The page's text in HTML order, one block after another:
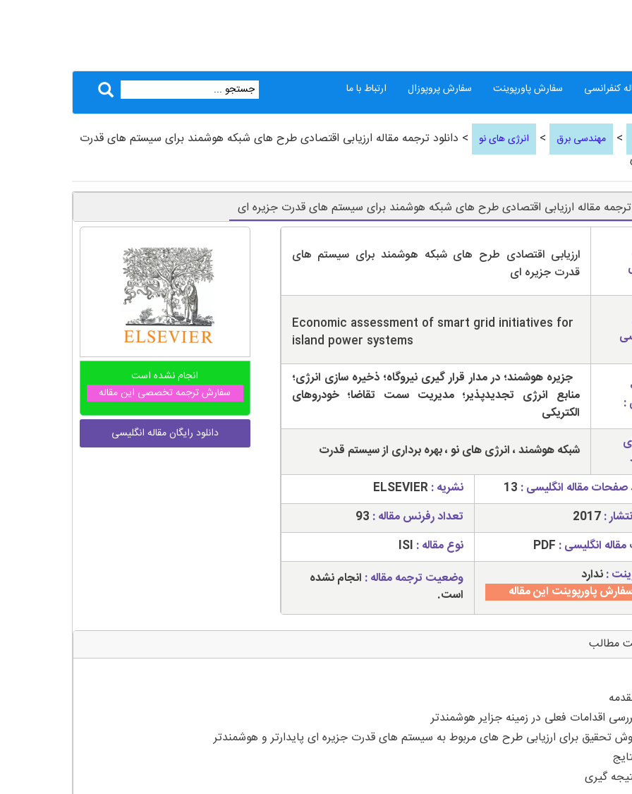
کنفرانسی سفارش پاورپوینت سفارش پروپوزال ارتباط با ما
> مهندسی برق > انرژی های نو
> دانلود ترجمه مقاله ارزیابی اقتصادی طرح های شبکه هوشمند برای سیستم های قدرت
ترجمه مقاله ارزیابی اقتصادی طرح های شبکه هوشمند برای سیستم های قدرت جزیره ای
ارزیابی اقتصادی طرح های شبکه هوشمند برای سیستم های
قدرت جزیره ای
Economic assessment of smart grid initiatives for
island power systems
:
جزیره هوشمند؛ در مدار قرار گیری نیروگاه؛ ذخیره سازی انرژی؛
منابع انرژی تجدیدپذیر؛ مدیریت سمت تقاضا؛ خودروهای
الکتریکی
شبکه هوشمند ، انرژی های نو ، بهره برداری از سیستم قدرت
صفحات مقاله انگلیسی : 13 نشریه :ELSEVIER
:
2017 تعداد رفرنس مقاله : 93
انگلیسی : PDF نوع مقاله : ISI
:ندارد
پاورپوینت این مقاله
وضعیت ترجمه مقاله : انجام نشده
است.
انجام نشده است
سفارش ترجمه تخصصی این مقاله
دانلود رایگان مقاله انگلیسی
مطالب
2. بررسی اقدامات فعلی در زمینه جزایر هوشمندتر
3. روش تحقیق برای ارزیابی طرح های مربوط به سیستم های قدرت جزیره ای پایدارتر و هوشمندتر